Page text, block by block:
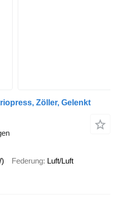
Zöller, Gelenkt
Federung Luft/Luft